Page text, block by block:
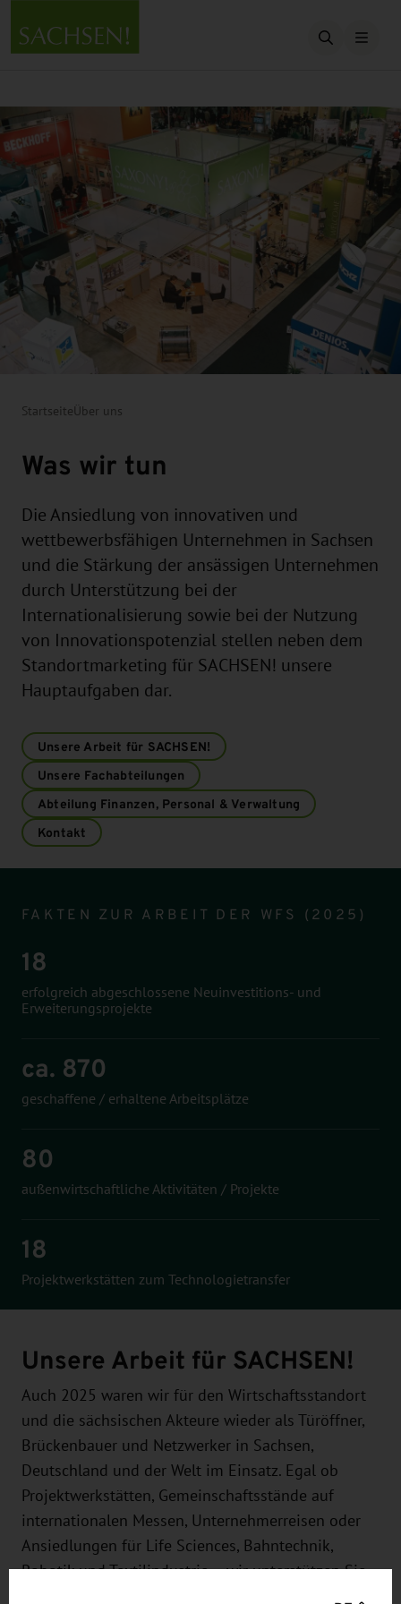
Suche
Startseite Über uns
Was wir tun
Die Ansiedlung von innovativen und
wettbewerbsfähigen Unternehmen in Sachsen
und die Stärkung der ansässigen Unternehmen
durch Unterstützung bei der
Internationalisierung sowie bei der Nutzung
von Innovationspotenzial stellen neben dem
Standortmarketing für SACHSEN! unsere
Hauptaufgaben dar.
Unsere Arbeit für SACHSEN!
Unsere Fachabteilungen
Abteilung Finanzen, Personal & Verwaltung
Kontakt
Infomodul
FAKTEN ZUR ARBEIT DER WFS (2025)
18
erfolgreich abgeschlossene Neuinvestitions- und
Erweiterungsprojekte
ca. 870
geschaffene / erhaltene Arbeitsplätze
80
außenwirtschaftliche Aktivitäten / Projekte
18
Projektwerkstätten zum Technologietransfer
Unsere Arbeit für SACHSEN!
Auch 2025 waren wir für den Wirtschaftsstandort
und die sächsischen Akteure wieder als Türöffner,
Brückenbauer und Netzwerker in Sachsen,
Deutschland und der Welt im Einsatz. Egal ob
Projektwerkstätten, Gemeinschaftsstände auf
internationalen Messen, Unternehmerreisen oder
Ansiedlungen für Life Sciences, Bahntechnik,
Robotik und Textilindustrie – wir unterstützen Sie